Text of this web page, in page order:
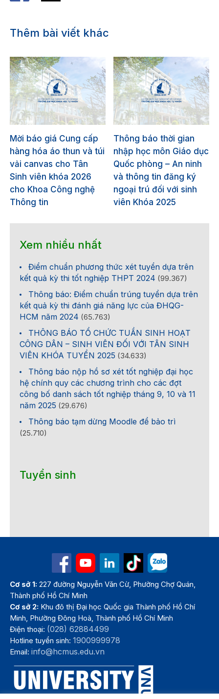
Thêm bài viết khác
Mời báo giá Cung cấp
hàng hóa áo thun và túi
vải canvas cho Tân
Sinh viên khóa 2026
cho Khoa Công nghệ
Thông tin
Thông báo thời gian
nhập học môn Giáo dục
Quốc phòng – An ninh
và thông tin đăng ký
ngoại trú đối với sinh
viên Khóa 2025
Xem nhiều nhất
Điểm chuẩn phương thức xét tuyển dựa trên
kết quả kỳ thi tốt nghiệp THPT 2024 (99.367)
Thông báo: Điểm chuẩn trúng tuyển dựa trên
kết quả kỳ thi đánh giá năng lực của ĐHQG-
HCM năm 2024 (65.763)
THÔNG BÁO TỔ CHỨC TUẦN SINH HOẠT
CÔNG DÂN – SINH VIÊN ĐỐI VỚI TÂN SINH
VIÊN KHÓA TUYỂN 2025 (34.633)
Thông báo nộp hồ sơ xét tốt nghiệp đại học
hệ chính quy các chương trình cho các đợt
công bố danh sách tốt nghiệp tháng 9, 10 và 11
năm 2025 (29.676)
Thông báo tạm dừng Moodle để bảo trì
(25.710)
Tuyển sinh
Cơ sở 1: 227 đường Nguyễn Văn Cừ, Phường Chợ Quán,
Thành phố Hồ Chí Minh
Cơ sở 2: Khu đô thị Đại học Quốc gia Thành phố Hồ Chí
Minh, Phường Đông Hoà, Thành phố Hồ Chí Minh
Điện thoại: (028) 62884499
Hotline tuyển sinh:1900999978
Email:info@hcmus.edu.vn